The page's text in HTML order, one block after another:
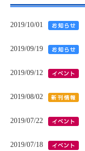
2019/10/01
2019/09/19
2019/09/12
2019/08/02
2019/07/22
2019/07/18